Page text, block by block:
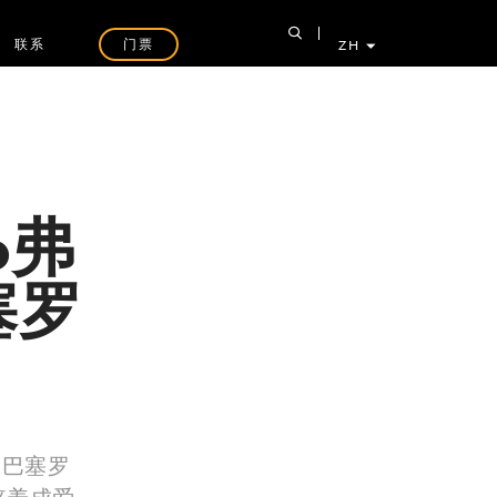
联系 门票 ZH
塞罗